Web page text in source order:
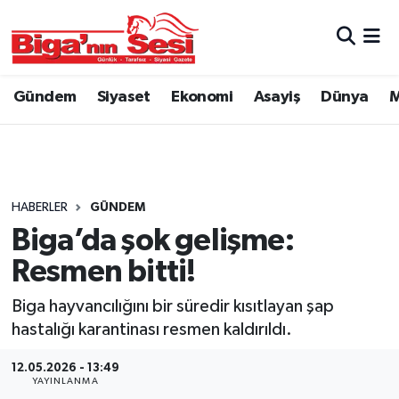
Gündem Siyaset Ekonomi Asayiş Dünya
HABERLER GÜNDEM
Biga’da şok gelişme:
Resmen bitti!
Biga hayvancılığını bir süredir kısıtlayan şap
hastalığı karantinası resmen kaldırıldı.
12.05.2026 - 13:49
YAYINLANMA
Asayiş
Belediye
Dünya
Ekonomi
Genel
Çanakkale Hava Durumu
Tüm Manşetler
Son Dakika Haberleri